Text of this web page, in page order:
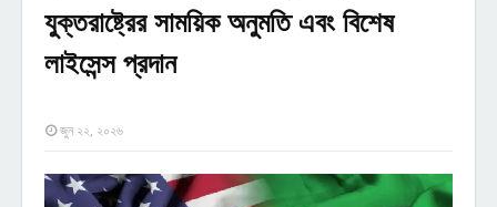
যুক্তরাষ্ট্রের সাময়িক অনুমতি এবং বিশেষ
লাইসেন্স প্রদান
জুন ২২, ২০২৬